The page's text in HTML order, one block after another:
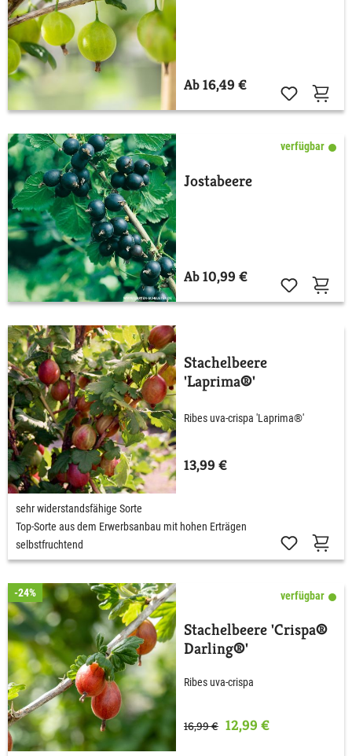
Ab 16,49 €
verfügbar
Jostabeere
Ab 10,99 €
Stachelbeere
'Laprima®'
Ribes uva-crispa 'Laprima®'
13,99 €
sehr widerstandsfähige Sorte
Top-Sorte aus dem Erwerbsanbau mit hohen Erträgen
selbstfruchtend
-24% verfügbar
Stachelbeere 'Crispa®
Darling®'
Ribes uva-crispa
16,99 € 12,99 €